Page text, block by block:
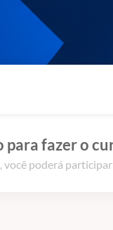
para fazer o
poderá